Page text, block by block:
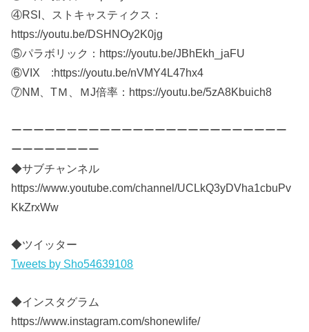
④RSI、ストキャスティクス：
https://youtu.be/DSHNOy2K0jg​
⑤パラボリック：https://youtu.be/JBhEkh_jaFU​
⑥VIX :https://youtu.be/nVMY4L47hx4
⑦NM、TＭ、ＭJ倍率：https://youtu.be/5zA8Kbuich8
ーーーーーーーーーーーーーーーーーーーーーーーーー
ーーーーーーーー
◆サブチャンネル
https://www.youtube.com/channel/UCLkQ3yDVha1cbuPv
KkZrxWw
◆ツイッター
Tweets by Sho54639108
◆インスタグラム
https://www.instagram.com/shonewlife/